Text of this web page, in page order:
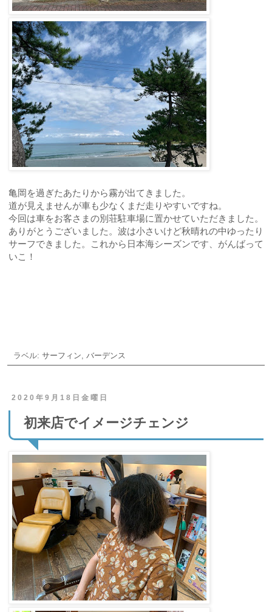
亀岡を過ぎたあたりから霧が出てきました。
道が見えませんが車も少なくまだ走りやすいですね。
今回は車をお客さまの別荘駐車場に置かせていただきました。
ありがとうございました。波は小さいけど秋晴れの中ゆったり
サーフできました。これから日本海シーズンです、がんばって
いこ！
ラベル: サーフィン, バーデンス
2020年9月18日金曜日
初来店でイメージチェンジ